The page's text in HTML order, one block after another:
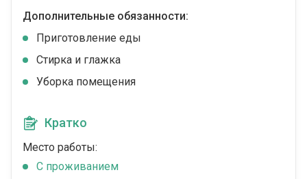
Дополнительные обязанности:
Приготовление еды
Стирка и глажка
Уборка помещения
Кратко
Место работы:
C проживанием